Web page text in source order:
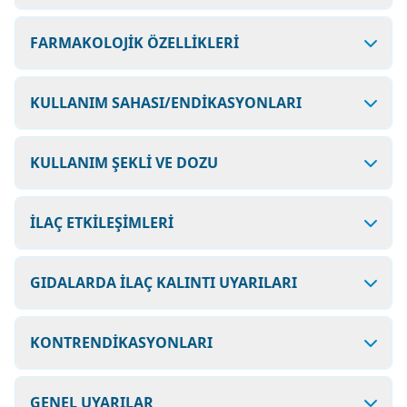
FARMAKOLOJİK ÖZELLİKLERİ
KULLANIM SAHASI/ENDİKASYONLARI
KULLANIM ŞEKLİ VE DOZU
İLAÇ ETKİLEŞİMLERİ
GIDALARDA İLAÇ KALINTI UYARILARI
KONTRENDİKASYONLARI
GENEL UYARILAR